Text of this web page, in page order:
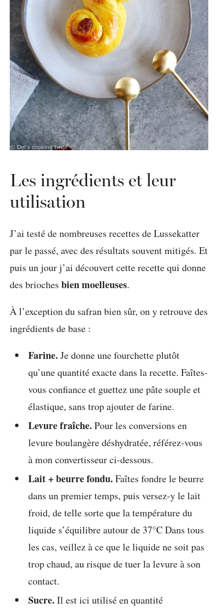
Les ingrédients et leur
utilisation
J’ai testé de nombreuses recettes de Lussekatter
par le passé, avec des résultats souvent mitigés. Et
puis un jour j’ai découvert cette recette qui donne
des brioches bien moelleuses.
À l’exception du safran bien sûr, on y retrouve des
ingrédients de base :
Farine. Je donne une fourchette plutôt
qu’une quantité exacte dans la recette. Faîtes-
vous confiance et guettez une pâte souple et
élastique, sans trop ajouter de farine.
Levure fraîche. Pour les conversions en
levure boulangère déshydratée, référez-vous
à mon convertisseur ci-dessous.
Lait + beurre fondu. Faîtes fondre le beurre
dans un premier temps, puis versez-y le lait
froid, de telle sorte que la température du
liquide s’équilibre autour de 37°C Dans tous
les cas, veillez à ce que le liquide ne soit pas
trop chaud, au risque de tuer la levure à son
contact.
Sucre. Il est ici utilisé en quantité